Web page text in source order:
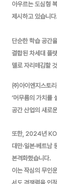
아우르는 도심형
제시하고 있습니다.
단순한 학습 공간
결합된 차세대 플
델로 자리매김할
㈜아이엔지스토
‘머무름의 가치를
공간 산업의 새로
또한, 2024년
대만·일본·베트남
본격화했습니다.
이는 작심의 무인